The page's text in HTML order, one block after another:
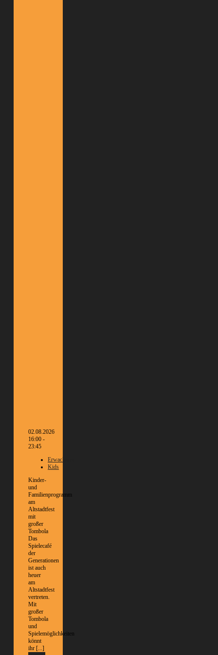
02.08.2026
16:00 -
23:45
Erwachsene
Kids
Kinder-
und
Familienprogramm
am
Altstadtfest
mit
großer
Tombola
Das
Spielecafé
der
Generationen
ist auch
heuer
am
Altstadtfest
vertreten.
Mit
großer
Tombola
und
Spielemöglichkeiten
könnt
ihr [...]